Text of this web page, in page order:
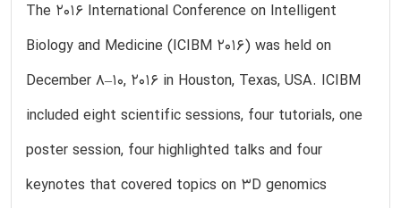
The 2016 International Conference on Intelligent
Biology and Medicine (ICIBM 2016) was held on
December 8–10, 2016 in Houston, Texas, USA. ICIBM
included eight scientific sessions, four tutorials, one
poster session, four highlighted talks and four
keynotes that covered topics on 3D genomics